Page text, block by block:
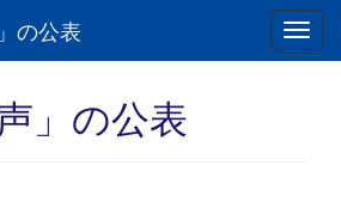
の公表
」の公表